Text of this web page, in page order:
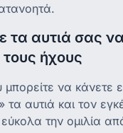
τα αυτιά σας να
ήχους
να κάνετε
τα αυτιά και τον
εύκολα την ομιλία